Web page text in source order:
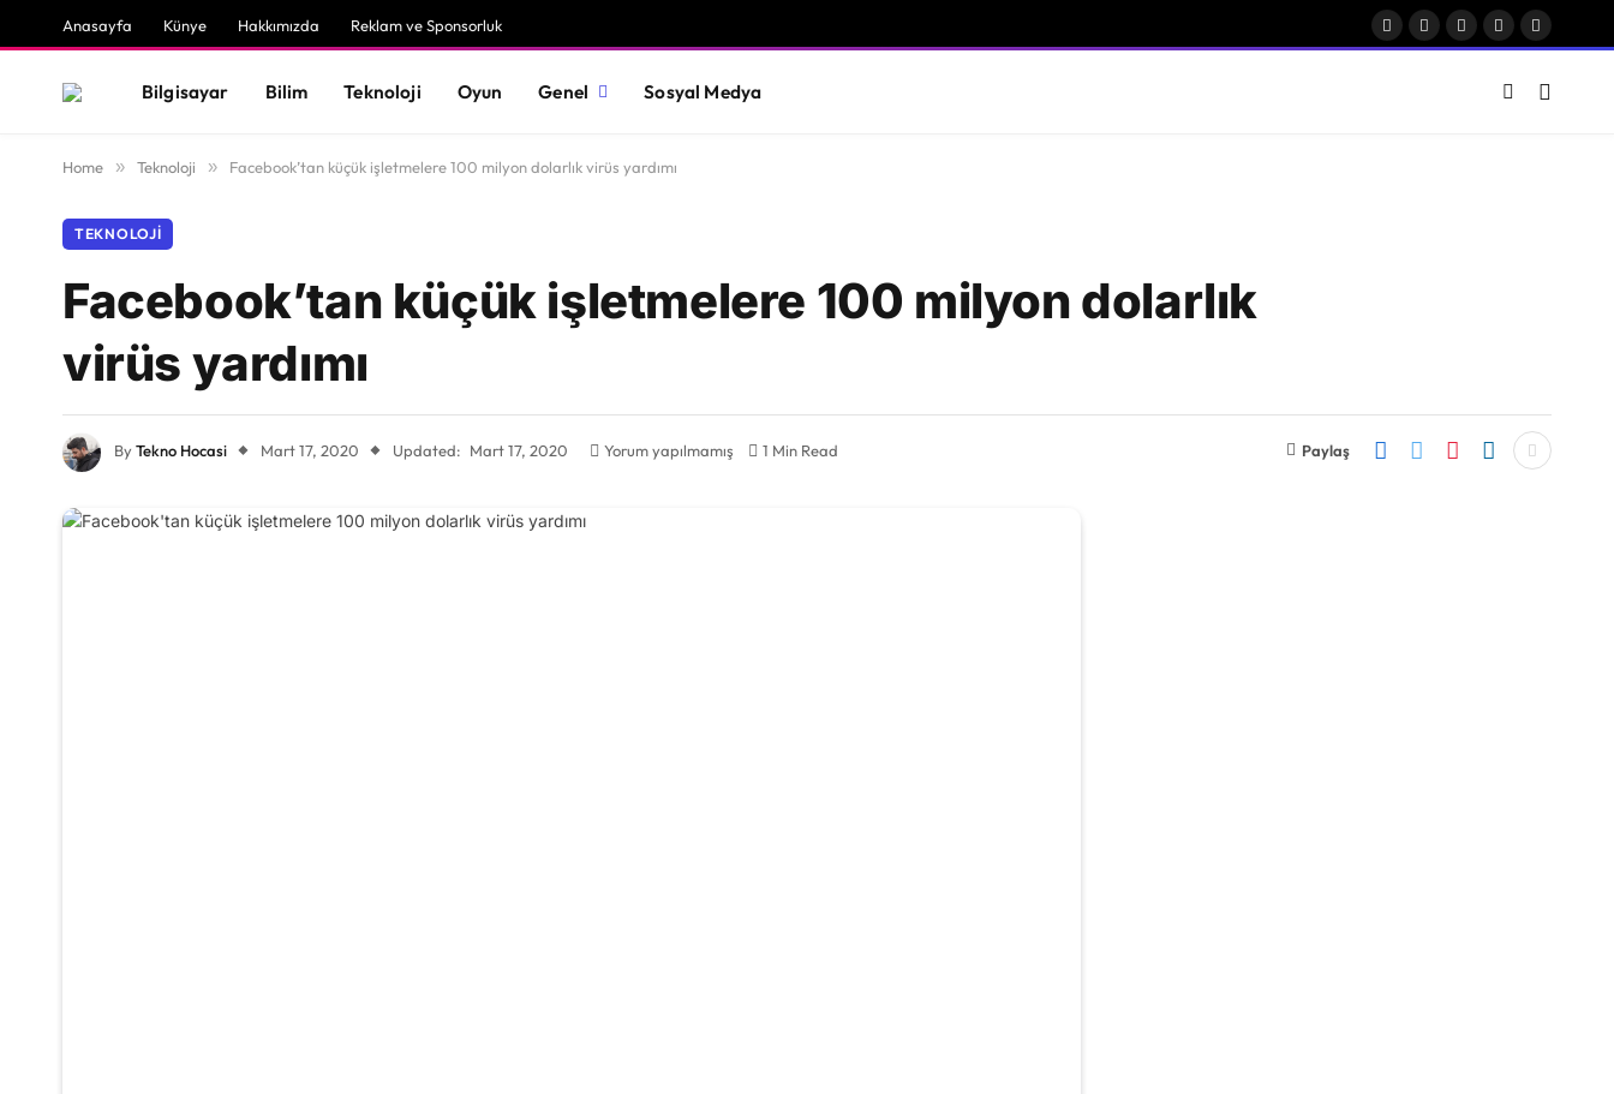
Anasayfa Künye Hakkımızda Reklam ve Sponsorluk
Facebook
X
Instagram
Pinterest
Vimeo
Bilgisayar Bilim Teknoloji Oyun Genel Sosyal Medya
Home » Teknoloji » Facebook’tan küçük işletmelere 100 milyon dolarlık virüs yardımı
TEKNOLOJI
Facebook’tan küçük işletmelere 100 milyon dolarlık
virüs yardımı
ByTekno Hocasi Mart 17, 2020 Updated: Mart 17, 2020 Yorum yapılmamış 1 Min Read Paylaş